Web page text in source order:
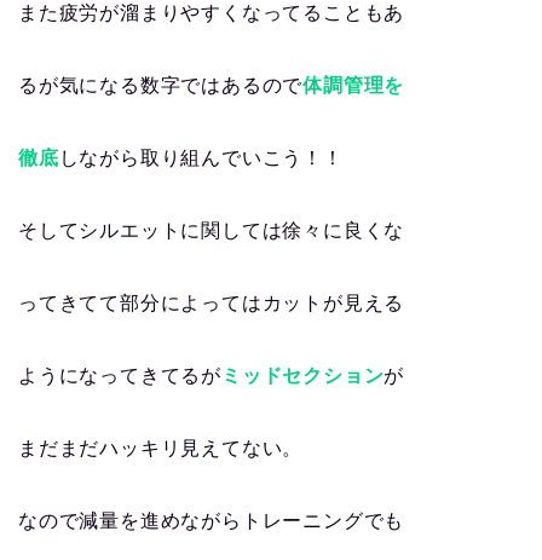
また疲労が溜まりやすくなってることもあ
るが気になる数字ではあるので体調管理を
徹底 しながら取り組んでいこう！！
そしてシルエットに関しては徐々に良くな
ってきてて部分によってはカットが見える
ようになってきてるが ミッドセクションが
まだまだハッキリ見えてない。
なので減量を進めながらトレーニングでも